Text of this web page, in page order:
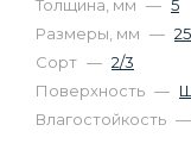
Толщина, мм — 5
Размеры, мм —
Сорт — 2/3
Поверхность —
Влагостойкость —